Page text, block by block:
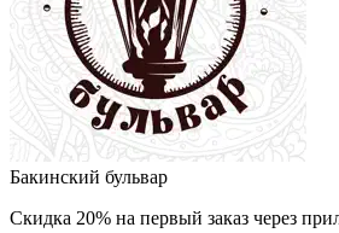
Бакинский бульвар
Скидка 20% на первый заказ через